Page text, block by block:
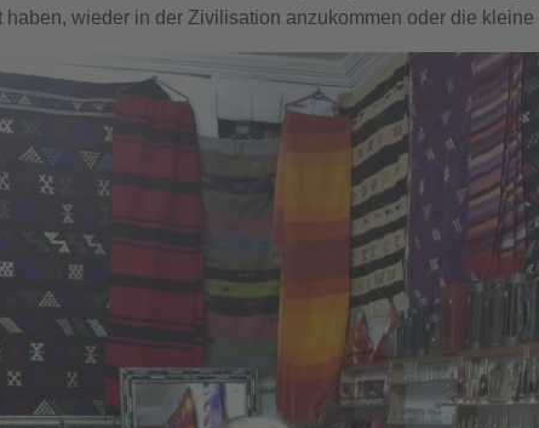
wieder in der Zivilisation anzukommen oder die